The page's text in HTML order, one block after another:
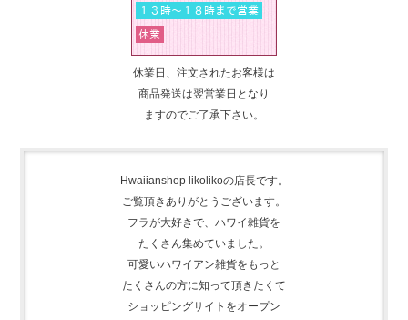
休業日、注文されたお客様は
商品発送は翌営業日となり
ますのでご了承下さい。
Hwaiianshop likolikoの店長です。
ご覧頂きありがとうございます。
フラが大好きで、 ハワイ雑貨を
たくさん集めていました。
可愛いハワイアン雑貨をもっと
たくさんの方に知って頂きたくて
ショッピングサイトをオープン